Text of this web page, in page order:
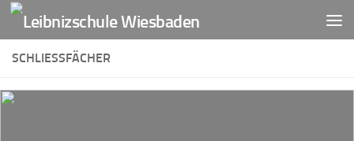
Zum Inhalt springen
SCHLIESSFÄCHER